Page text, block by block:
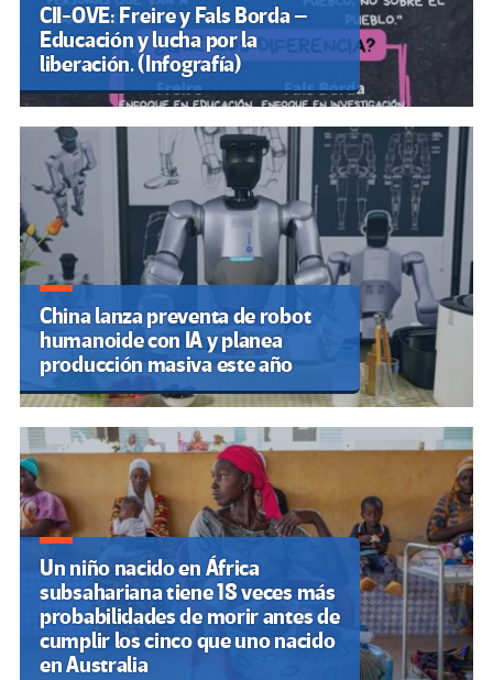
CII-OVE: Freire y Fals Borda –
Educación y lucha por la
liberación. (Infografía)
China lanza preventa de robot
humanoide con IA y planea
producción masiva este año
Un niño nacido en África
subsahariana tiene 18 veces más
probabilidades de morir antes de
cumplir los cinco que uno nacido
en Australia